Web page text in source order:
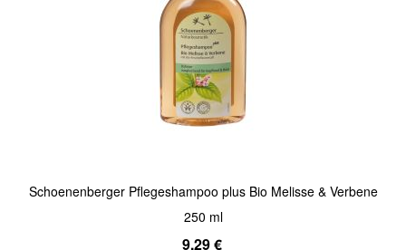
Schoenenberger Pflegeshampoo plus Bio Melisse & Verbene
250 ml
9,29 €